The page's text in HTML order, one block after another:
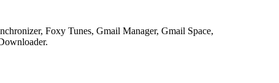
Foxy Tunes, Gmail Manager, Gmail Space,